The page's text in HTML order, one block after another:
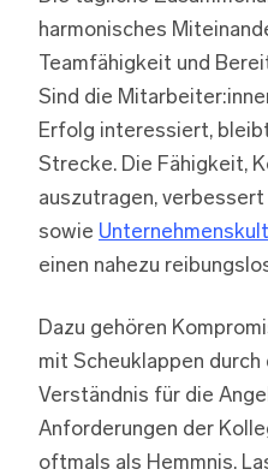
harmonisches
Teamfähigkeit und
Sind die
Erfolg interessiert,
Strecke. Die Fähigkeit,
auszutragen,
sowie
einen nahezu
Dazu gehören
mit Scheuklappen
Verständnis für die
Anforderungen der
oftmals als Hemmnis.